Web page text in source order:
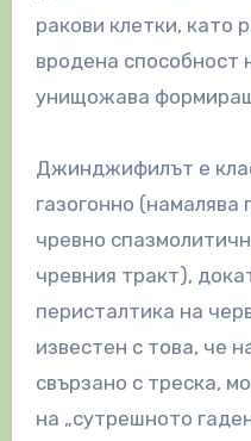
ракови клетки, като
вродена способност
унищожава
Джинджифилът е
газогонно (намалява
чревно
чревния тракт),
перисталтика на
известен с това, че
свързано с треска,
на „сутрешното